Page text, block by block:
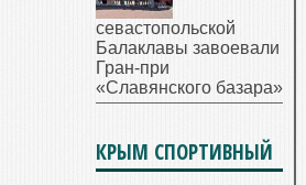
севастопольской
Балаклавы завоевали
Гран-при
«Славянского базара»
КРЫМ СПОРТИВНЫЙ